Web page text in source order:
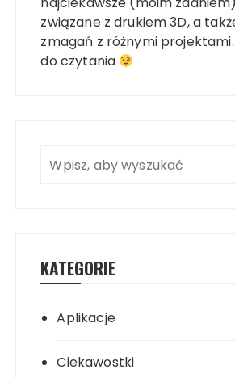
związane z drukiem 3D, a
zmagań z różnymi
do czytania
KATEGORIE
Aplikacje
Ciekawostki